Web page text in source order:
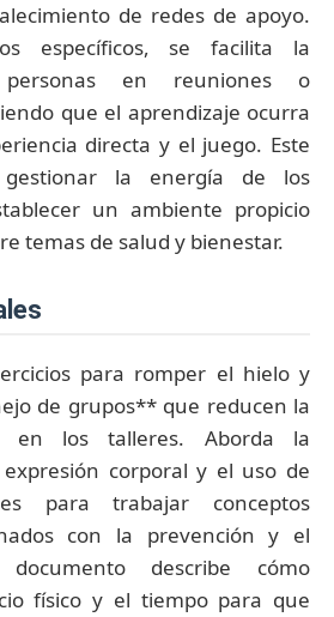
de redes de apoyo.
específicos, se facilita la
en reuniones o
que el aprendizaje ocurra
directa y el juego. Este
la energía de los
un ambiente propicio
temas de salud y bienestar.
para romper el hielo y
de grupos** que reducen la
en los talleres. Aborda la
corporal y el uso de
para trabajar conceptos
con la prevención y el
describe cómo
físico y el tiempo para que